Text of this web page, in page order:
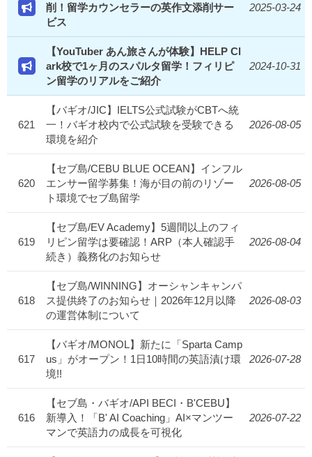
削！留学カウンセラーの英作文添削サー
ビス
2025-03-24
【YouTuber あん旅さんが体験】HELP Cl
ark校で1ヶ月のスパルタ留学！フィリピ
ン留学のリアルをご紹介
2024-10-31
621
【バギオ/JIC】IELTS公式試験がCBTへ統
一！バギオ校内で公式試験を受験できる
環境を紹介
2026-08-05
620
【セブ島/CEBU BLUE OCEAN】インフル
エンサー留学募集！海が目の前のリゾー
ト環境でセブ島留学
2026-08-05
619
【セブ島/EV Academy】5週間以上のフィ
リピン留学は要確認！ARP（本人確認手
続き）義務化のお知らせ
2026-08-04
618
【セブ島/WINNING】オーシャンキャンパ
ス提供終了のお知らせ｜2026年12月以降
の運営体制について
2026-08-03
617
【バギオ/MONOL】新たに「Sparta Camp
us」がオープン！1日10時間の英語漬け環
境!!
2026-07-28
616
【セブ島・バギオ/API BECI・B'CEBU】
新導入！「B' AI Coaching」AI×マンツー
マンで英語力の成長を可視化
2026-07-22